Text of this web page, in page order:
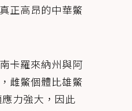
正高昂的中華鱉
卡羅來納州與阿
雌鱉個體比雄鱉
力強大，因此